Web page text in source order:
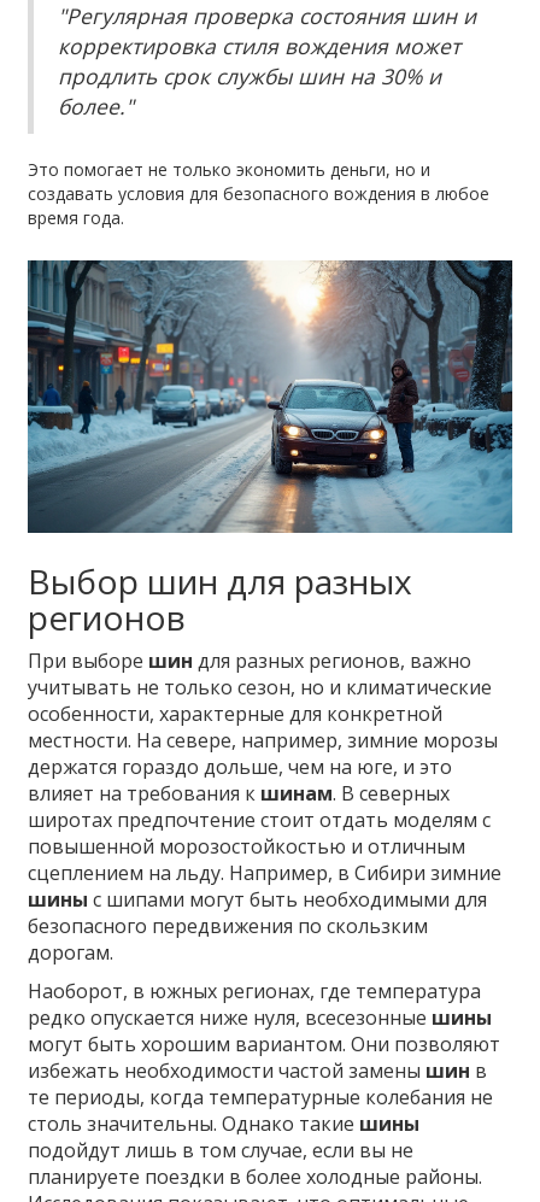
"Регулярная проверка состояния шин и
корректировка стиля вождения может
продлить срок службы шин на 30% и
более."
Это помогает не только экономить деньги, но и
создавать условия для безопасного вождения в любое
время года.
Выбор шин для разных
регионов
При выборе шин для разных регионов, важно
учитывать не только сезон, но и климатические
особенности, характерные для конкретной
местности. На севере, например, зимние морозы
держатся гораздо дольше, чем на юге, и это
влияет на требования к шинам. В северных
широтах предпочтение стоит отдать моделям с
повышенной морозостойкостью и отличным
сцеплением на льду. Например, в Сибири зимние
шины с шипами могут быть необходимыми для
безопасного передвижения по скользким
дорогам.
Наоборот, в южных регионах, где температура
редко опускается ниже нуля, всесезонные шины
могут быть хорошим вариантом. Они позволяют
избежать необходимости частой замены шин в
те периоды, когда температурные колебания не
столь значительны. Однако такие шины
подойдут лишь в том случае, если вы не
планируете поездки в более холодные районы.